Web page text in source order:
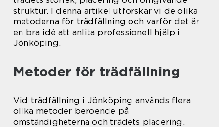
struktur. I denna artikel utforskar vi de olika
metoderna för trädfällning och varför det är
en bra idé att anlita professionell hjälp i
Jönköping.
Metoder för trädfällning
Vid trädfällning i Jönköping används flera
olika metoder beroende på
omständigheterna och trädets placering.